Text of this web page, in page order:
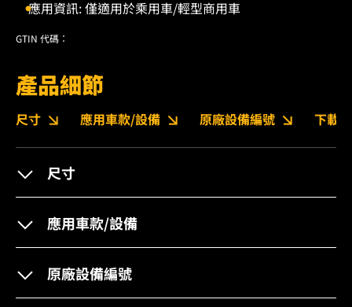
應用資訊: 僅適用於乘用車/輕型商用車
GTIN 代碼：
產品細節
尺寸 應用車款/設備 原廠設備編號 下載
尺寸
應用車款/設備
原廠設備編號